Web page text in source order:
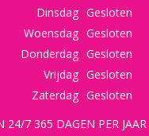
Dinsdag Gesloten
Woensdag Gesloten
Donderdag Gesloten
Vrijdag Gesloten
Zaterdag Gesloten
24/7 365 DAGEN PER